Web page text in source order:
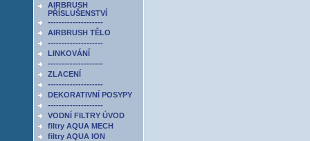
AIRBRUSH
PŘÍSLUŠENSTVÍ
--------------------
AIRBRUSH TĚLO
--------------------
LINKOVÁNÍ
--------------------
ZLACENÍ
--------------------
DEKORATIVNÍ POSYPY
--------------------
VODNÍ FILTRY ÚVOD
filtry AQUA MECH
filtry AQUA ION